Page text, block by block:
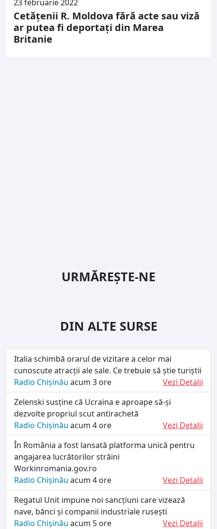
23 februarie 2022
Cetățenii R. Moldova fără acte sau viză
ar putea fi deportați din Marea
Britanie
URMĂREȘTE-NE
DIN ALTE SURSE
Italia schimbă orarul de vizitare a celor mai
cunoscute atracții ale sale. Ce trebuie să știe turiștii
Radio Chișinău acum 3 ore
Vezi Detalii
Zelenski susține că Ucraina e aproape să-și
dezvolte propriul scut antirachetă
Radio Chișinău acum 4 ore
Vezi Detalii
În România a fost lansată platforma unică pentru
angajarea lucrătorilor străini
Workinromania.gov.ro
Radio Chișinău acum 4 ore
Vezi Detalii
Regatul Unit impune noi sancțiuni care vizează
nave, bănci și companii industriale rusești
Radio Chișinău acum 5 ore
Vezi Detalii